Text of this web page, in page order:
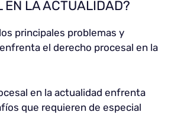
EN LA ACTUALIDAD?
principales problemas y
el derecho procesal en la
en la actualidad enfrenta
que requieren de especial